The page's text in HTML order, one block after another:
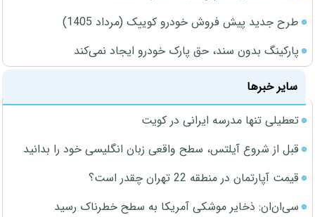
طرح جدید پیش فروش خودرو کوییک (مرداد 1405)
پارکینگ بدون سند، حق پارک خودرو ایجاد نمی‌کند
سایر خبرها
تعطیلی تنها مدرسه ایرانی در کویت
قبل از شروع آیلتس، سطح واقعی زبان انگلیسی خود را بدانید
قیمت آپارتمان در منطقه 22 تهران چقدر است؟
سی‌ان‌ان: ذخایر موشکی آمریکا به سطح خطرناک رسید